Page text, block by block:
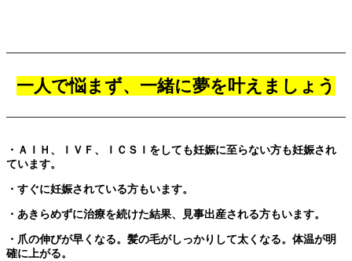
一人で悩まず、一緒に夢を叶えましょう
・ＡＩＨ、ＩＶＦ、ＩＣＳＩをしても妊娠に至らない方も妊娠され
ています。
・すぐに妊娠されている方もいます。
・あきらめずに治療を続けた結果、見事出産される方もいます。
・爪の伸びが早くなる。髪の毛がしっかりして太くなる。体温が明
確に上がる。